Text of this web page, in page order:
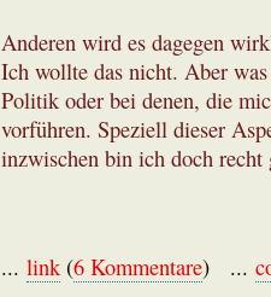
Anderen wird es dagegen
Ich wollte das nicht. Aber
Politik oder bei denen, die
vorführen. Speziell dieser
inzwischen bin ich doch recht
... link(6 Kommentare) ...